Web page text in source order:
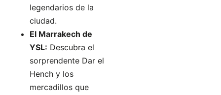
legendarios de la
ciudad.
El Marrakech de
YSL: Descubra el
sorprendente Dar el
Hench y los
mercadillos que